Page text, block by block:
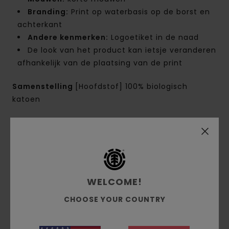
Branding: Print op waterbasis op de borst en
achterkant
Andere kenmerken: Logoetiket in de naad
De look van het product kan ietsje veranderen
afhankelijk van de plaatsing van de print
Samenstelling
[Hoofdstof] 100% biologisch
katoen
Reviews van klanten
WELCOME!
CHOOSE YOUR COUNTRY